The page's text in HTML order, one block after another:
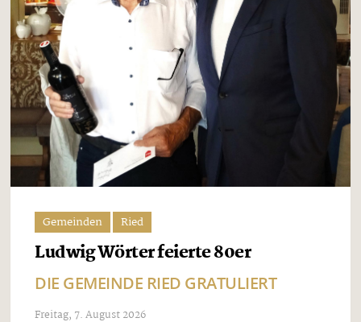
Gemeinden Ried
Ludwig Wörter feierte 80er
DIE GEMEINDE RIED GRATULIERT
Freitag, 7. August 2026